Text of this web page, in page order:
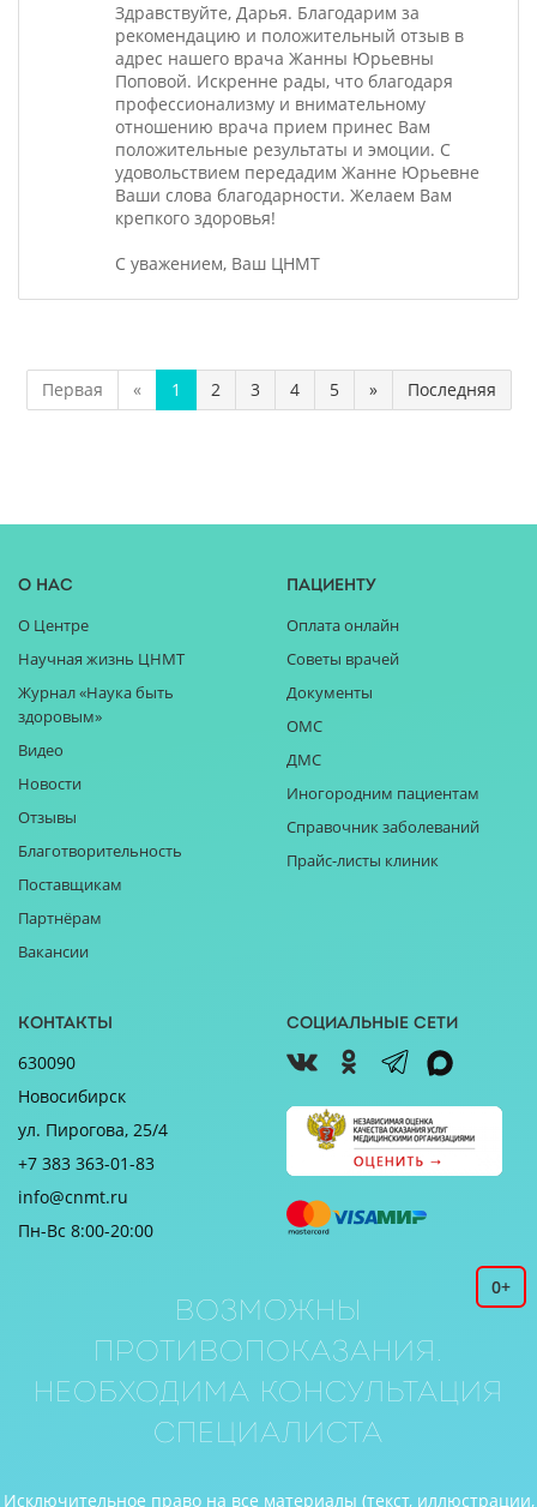
Здравствуйте, Дарья. Благодарим за
рекомендацию и положительный отзыв в
адрес нашего врача Жанны Юрьевны
Поповой. Искренне рады, что благодаря
профессионализму и внимательному
отношению врача прием принес Вам
положительные результаты и эмоции. С
удовольствием передадим Жанне Юрьевне
Ваши слова благодарности. Желаем Вам
крепкого здоровья!
С уважением, Ваш ЦНМТ
Первая « 1 2 3 4 5 » Последняя
О нас
О Центре
Научная жизнь ЦНМТ
Журнал «Наука быть
здоровым»
Видео
Новости
Отзывы
Благотворительность
Поставщикам
Партнёрам
Вакансии
Пациенту
Оплата онлайн
Советы врачей
Документы
ОМС
ДМС
Иногородним пациентам
Справочник заболеваний
Прайс-листы клиник
Контакты
630090
Новосибирск
ул. Пирогова, 25/4
+7 383 363-01-83
info@cnmt.ru
Пн-Вс 8:00-20:00
Социальные сети
0+
Возможны
противопоказания.
Необходима консультация
специалиста
Исключительное право на все материалы (текст, иллюстрации,